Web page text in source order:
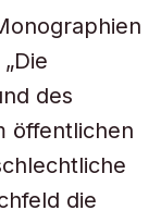
des
öffentlichen
die